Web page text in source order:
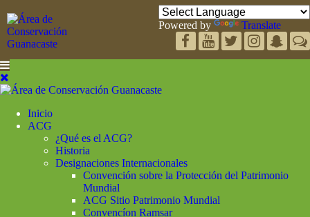
Powered by Translate
Inicio
ACG
¿Qué es el ACG?
Historia
Designaciones Internacionales
Convención sobre la Protección del Patrimonio
Mundial
ACG Sitio Patrimonio Mundial
Convencíon Ramsar